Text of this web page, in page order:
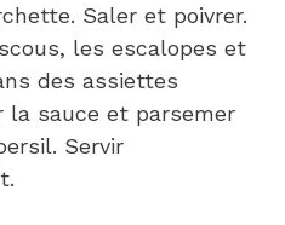
Saler et poivrer.
les escalopes et
des assiettes
la sauce et parsemer
Servir